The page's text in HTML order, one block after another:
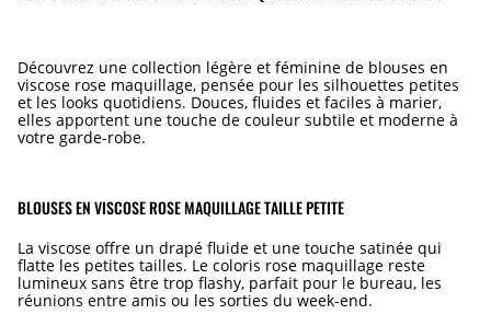
Découvrez une collection légère et féminine de blouses en
viscose rose maquillage, pensée pour les silhouettes petites
et les looks quotidiens. Douces, fluides et faciles à marier,
elles apportent une touche de couleur subtile et moderne à
votre garde-robe.
BLOUSES EN VISCOSE ROSE MAQUILLAGE TAILLE PETITE
La viscose offre un drapé fluide et une touche satinée qui
flatte les petites tailles. Le coloris rose maquillage reste
lumineux sans être trop flashy, parfait pour le bureau, les
réunions entre amis ou les sorties du week-end.